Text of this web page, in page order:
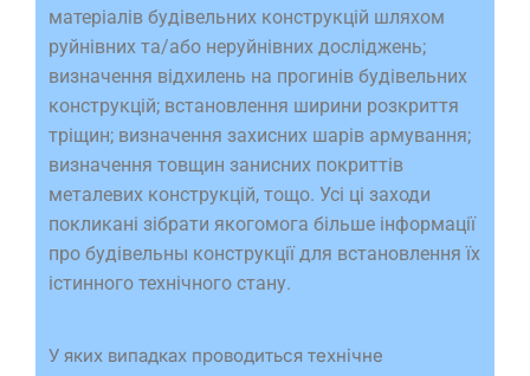
матеріалів будівельних конструкцій шляхом
руйнівних та/або неруйнівних досліджень;
визначення відхилень на прогинів будівельних
конструкцій; встановлення ширини розкриття
тріщин; визначення захисних шарів армування;
визначення товщин занисних покриттів
металевих конструкцій, тощо. Усі ці заходи
покликані зібрати якогомога більше інформації
про будівельны конструкції для встановлення їх
істинного технічного стану.
У яких випадках проводиться технічне